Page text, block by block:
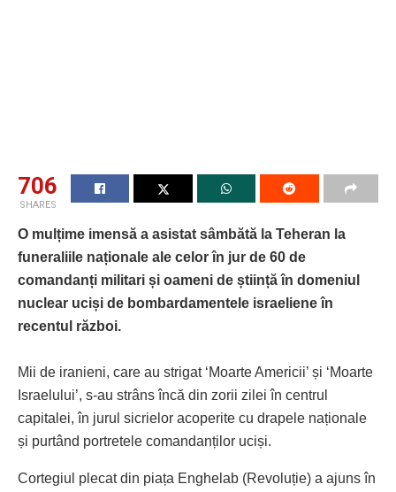
706
SHARES
O mulțime imensă a asistat sâmbătă la Teheran la
funeraliile naționale ale celor în jur de 60 de
comandanți militari și oameni de știință în domeniul
nuclear uciși de bombardamentele israeliene în
recentul război.
Mii de iranieni, care au strigat ‘Moarte Americii’ și ‘Moarte
Israelului’, s-au strâns încă din zorii zilei în centrul
capitalei, în jurul sicrielor acoperite cu drapele naționale
și purtând portretele comandanților uciși.
Cortegiul plecat din piața Enghelab (Revoluție) a ajuns în